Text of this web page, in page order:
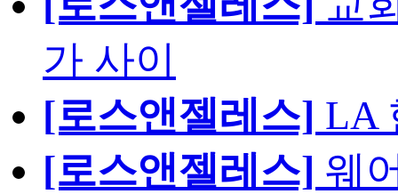
가 사이
[로스앤젤레스] LA
[로스앤젤레스] 웨